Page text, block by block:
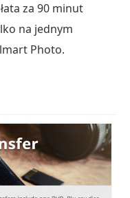
za 90 minut
na jednym
Photo.